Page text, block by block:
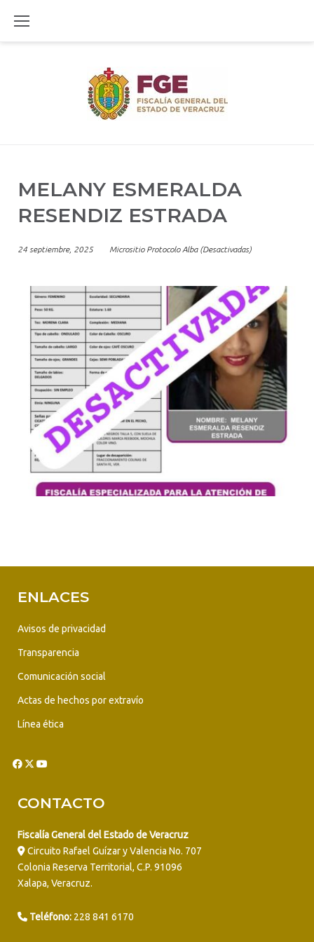
MELANY ESMERALDA
RESENDIZ ESTRADA
24 septiembre, 2025 Micrositio Protocolo Alba (Desactivadas)
ENLACES
Avisos de privacidad
Transparencia
Comunicación social
Actas de hechos por extravío
Línea ética
CONTACTO
Fiscalía General del Estado de Veracruz
Circuito Rafael Guízar y Valencia No. 707
Colonia Reserva Territorial, C.P. 91096
Xalapa, Veracruz.
Teléfono: 228 841 6170